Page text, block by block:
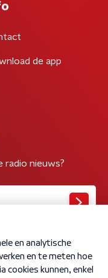
de app
nieuws?